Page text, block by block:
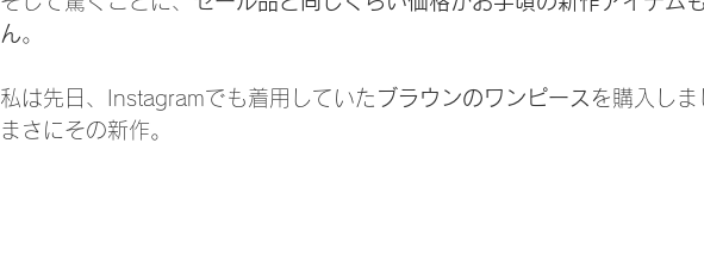
ん。
私は先日、Instagramでも着用していた ブラウンのワンピース を購入し
まさにその新作。